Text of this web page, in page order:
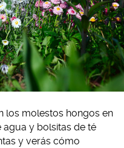
los molestos hongos en
agua y bolsitas de té
y verás cómo